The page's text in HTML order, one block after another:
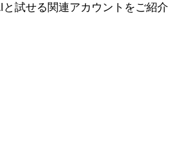
と試せる関連アカウントをご紹介